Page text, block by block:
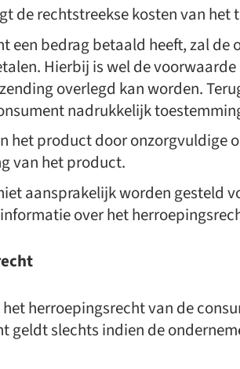
de rechtstreekse kosten van
een bedrag betaald heeft, zal
Hierbij is wel de
overlegd kan worden.
nadrukkelijk
het product door onzorgvuldige
van het product.
aansprakelijk worden gesteld
over het
herroepingsrecht van de
geldt slechts indien de